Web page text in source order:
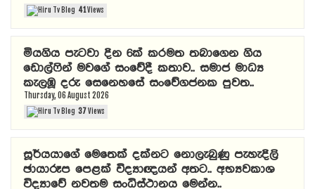
41Views
මියගිය පැටවා දින 6ක් කරමත තබාගෙන ගිය
ඩොල්ෆින් මවගේ සංවේදී කතාව.. සමාජ මාධ්‍ය
කැලඹූ දරු සෙනෙහසේ සංවේගජනක පුවත..
Thursday, 06 August 2026
37Views
සූර්යයාගේ මෙතෙක් දක්නට නොලැබුණු පැහැදිලි
ඡායාරූප පෙළක් විද්‍යාඥයන් අතට.. අභ්‍යවකාශ
විද්‍යාවේ නවතම සංධිස්ථානය මෙන්න..